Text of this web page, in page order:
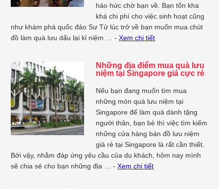
háo hức chờ bạn về. Bạn tốn kha
khá chi phí cho việc sinh hoạt cũng
như khám phá quốc đảo Sư Tử lúc trở về bạn muốn mua chút
đồ làm quà lưu dấu lại kỉ niệm … -Xem chi tiết
Những địa điểm mua quà lưu
niệm tại Singapore giá cực rẻ
Nếu bạn đang muốn tìm mua
những món quà lưu niệm tại
Singapore để làm quà dành tặng
người thân, bạn bè thì việc tìm kiếm
những cửa hàng bán đồ lưu niệm
giá rẻ tại Singapore là rất cần thiết.
Bởi vậy, nhằm đáp ứng yêu cầu của du khách, hôm nay mình
sẽ chia sẻ cho bạn những địa … -Xem chi tiết